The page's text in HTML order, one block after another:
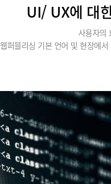
UI/ UX에 대
사용자의
웹퍼블리싱 기본 언어 및 현장에